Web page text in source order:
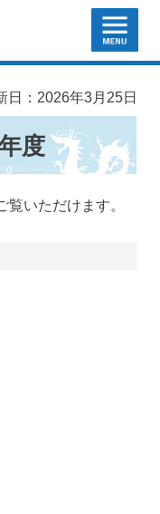
MENU
日：2026年3月25日
度
いただけます。